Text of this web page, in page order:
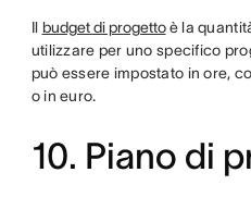
Il budget di progettoè la
utilizzare per uno specifico
può essere impostato in ore,
o in euro.
10. Piano di